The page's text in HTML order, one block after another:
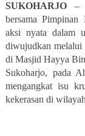
SUKOHARJO–
bersama
aksi nyata dalam
diwujudkan melalui
di Masjid Hayya
Sukoharjo, pada
mengangkat isu
kekerasan di